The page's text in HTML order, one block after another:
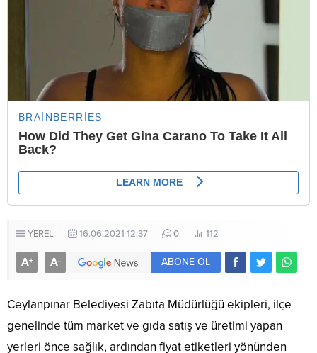
YEREL 16.06.2021 12:37 0 112
A+ A- ABONE OL
Ceylanpınar Belediyesi Zabıta Müdürlüğü ekipleri, ilçe
genelinde tüm market ve gıda satış ve üretimi yapan
yerleri önce sağlık, ardından fiyat etiketleri yönünden